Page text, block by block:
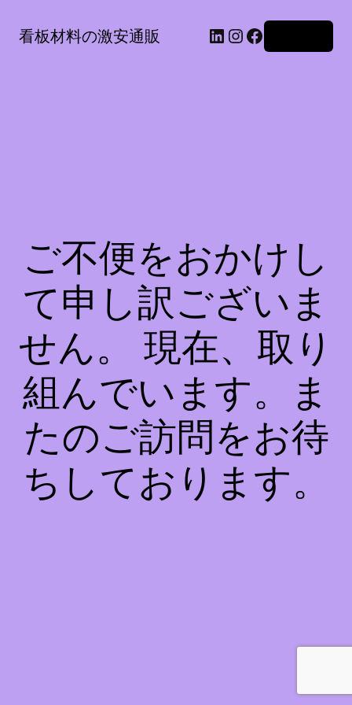
看板材料の激安通販 LinkedIn Instagram Facebook
ご不便をおかけし
て申し訳ございま
せん。 現在、取り
組んでいます。ま
たのご訪問をお待
ちしております。